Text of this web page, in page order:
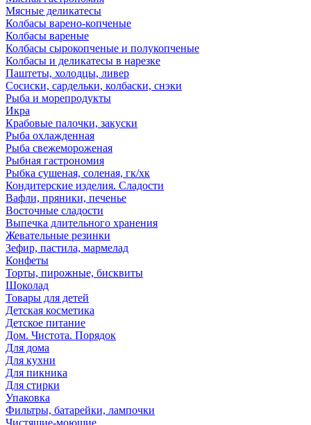
Мясные деликатесы
Колбасы варено-копченые
Колбасы вареные
Колбасы сырокопченые и полукопченые
Колбасы и деликатесы в нарезке
Паштеты, холодцы, ливер
Сосиски, сардельки, колбаски, снэки
Рыба и морепродукты
Икра
Крабовые палочки, закуски
Рыба охлажденная
Рыба свежемороженая
Рыбная гастрономия
Рыбка сушеная, соленая, гк/хк
Кондитерские изделия. Сладости
Вафли, пряники, печенье
Восточные сладости
Выпечка длительного хранения
Жевательные резинки
Зефир, пастила, мармелад
Конфеты
Торты, пирожные, бисквиты
Шоколад
Товары для детей
Детская косметика
Детское питание
Дом. Чистота. Порядок
Для дома
Для кухни
Для пикника
Для стирки
Упаковка
Фильтры, батарейки, лампочки
Чистящие-моющие